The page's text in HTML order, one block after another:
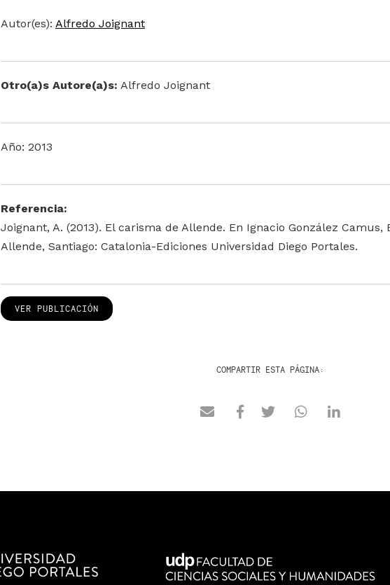
Autor(es): Alfredo Joignant
Otro(a)s Autore(a)s: Alfredo Joignant
Año: 2013
Referencia:
Joignant, A. (2013). El carisma de Allende. En Ignacio González
Allende, Santiago: Catalonia-Ediciones Universidad Diego Portales.
VER PUBLICACIÓN
COMPARTIR ESTA PÁGINA: